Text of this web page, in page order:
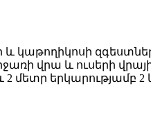
կաթողիկոսի
վրա և ուսերի
և 2 մետր երկարությամբ